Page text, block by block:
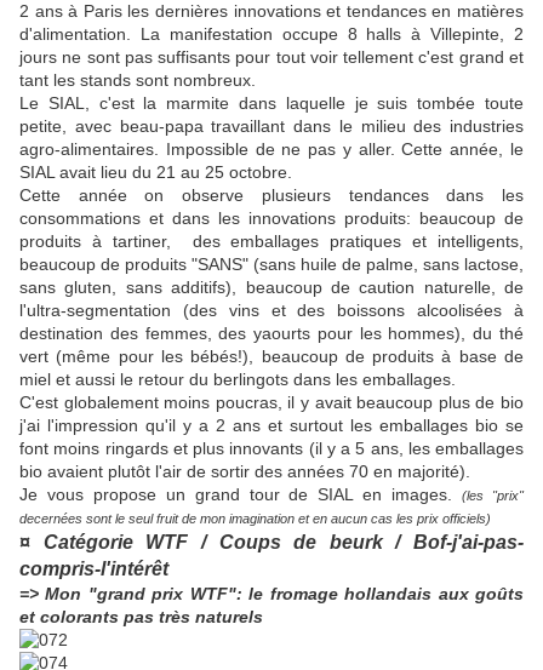
2 ans à Paris les dernières innovations et tendances en matières
d'alimentation. La manifestation occupe 8 halls à Villepinte, 2
jours ne sont pas suffisants pour tout voir tellement c'est grand et
tant les stands sont nombreux.
Le SIAL, c'est la marmite dans laquelle je suis tombée toute
petite, avec beau-papa travaillant dans le milieu des industries
agro-alimentaires. Impossible de ne pas y aller. Cette année, le
SIAL avait lieu du 21 au 25 octobre.
Cette année on observe plusieurs tendances dans les
consommations et dans les innovations produits: beaucoup de
produits à tartiner, des emballages pratiques et intelligents,
beaucoup de produits "SANS" (sans huile de palme, sans lactose,
sans gluten, sans additifs), beaucoup de caution naturelle, de
l'ultra-segmentation (des vins et des boissons alcoolisées à
destination des femmes, des yaourts pour les hommes), du thé
vert (même pour les bébés!), beaucoup de produits à base de
miel et aussi le retour du berlingots dans les emballages.
C'est globalement moins poucras, il y avait beaucoup plus de bio
j'ai l'impression qu'il y a 2 ans et surtout les emballages bio se
font moins ringards et plus innovants (il y a 5 ans, les emballages
bio avaient plutôt l'air de sortir des années 70 en majorité).
Je vous propose un grand tour de SIAL en images.(les "prix"
decernées sont le seul fruit de mon imagination et en aucun cas les prix officiels)
¤ Catégorie WTF / Coups de beurk / Bof-j'ai-pas-
compris-l'intérêt
=> Mon "grand prix WTF": le fromage hollandais aux goûts
et colorants pas très naturels